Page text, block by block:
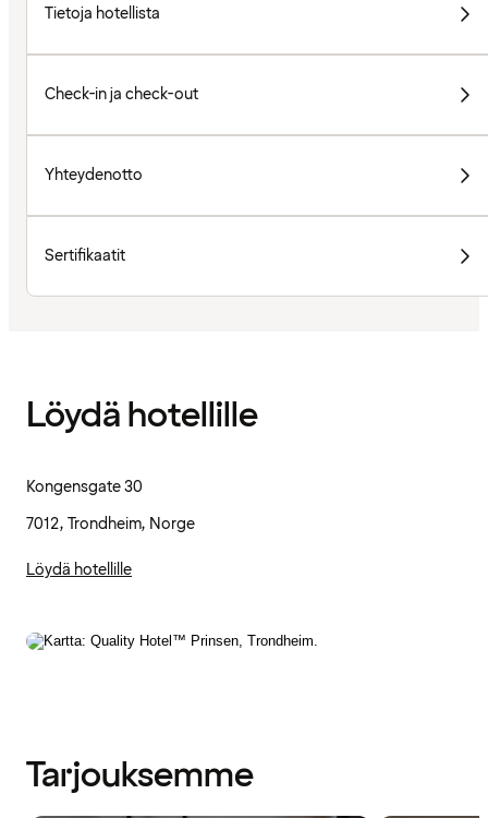
Tietoja hotellista
Check-in ja check-out
Yhteydenotto
Sertifikaatit
Löydä hotellille
Kongensgate 30
7012, Trondheim, Norge
Löydä hotellille
Tarjouksemme